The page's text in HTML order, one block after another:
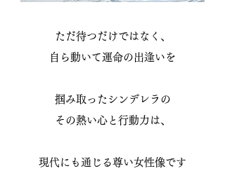
ただ待つだけではなく、
自ら動いて運命の出逢いを
掴み取ったシンデレラの
その熱い心と行動力は、
​現代にも通じる尊い女性像です